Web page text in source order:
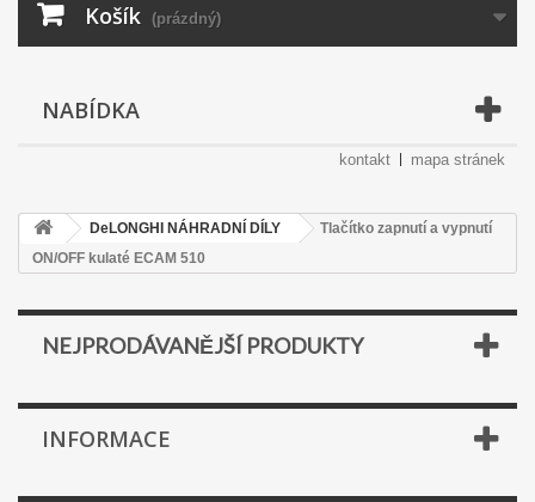
Košík (prázdný)
NABÍDKA
kontakt mapa stránek
DeLONGHI NÁHRADNÍ DÍLY
Tlačítko zapnutí a vypnutí
ON/OFF kulaté ECAM 510
NEJPRODÁVANĚJŠÍ PRODUKTY
INFORMACE